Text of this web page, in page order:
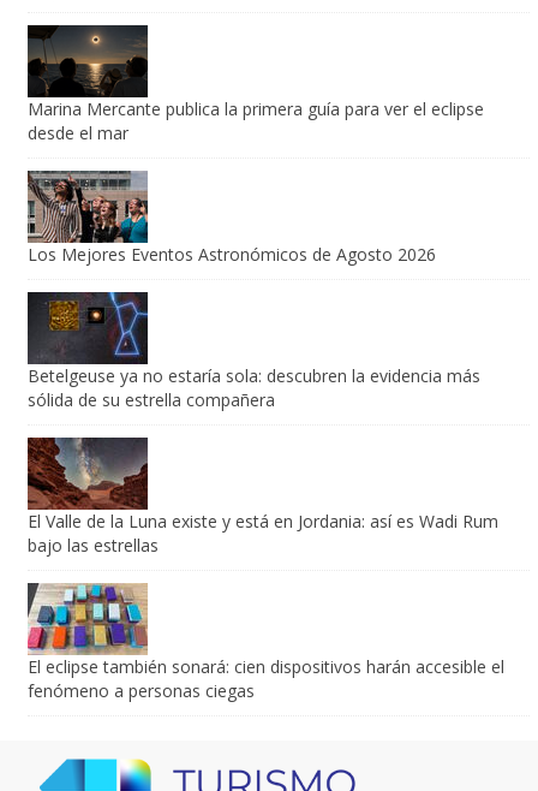
Marina Mercante publica la primera guía para ver el eclipse
desde el mar
Los Mejores Eventos Astronómicos de Agosto 2026
Betelgeuse ya no estaría sola: descubren la evidencia más
sólida de su estrella compañera
El Valle de la Luna existe y está en Jordania: así es Wadi Rum
bajo las estrellas
El eclipse también sonará: cien dispositivos harán accesible el
fenómeno a personas ciegas